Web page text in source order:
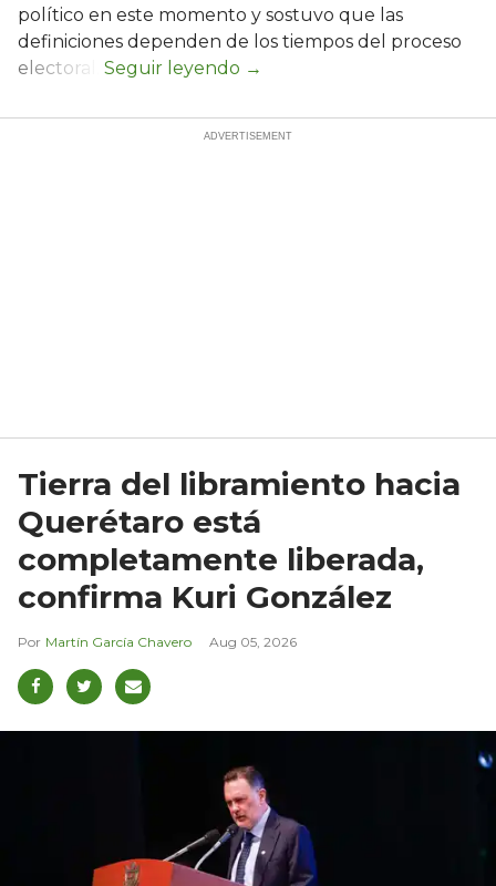
político en este momento y sostuvo que las
definiciones dependen de los tiempos del proceso
electoral.
Tierra del libramiento hacia
Querétaro está
completamente liberada,
confirma Kuri González
Martín García Chavero Aug 05, 2026